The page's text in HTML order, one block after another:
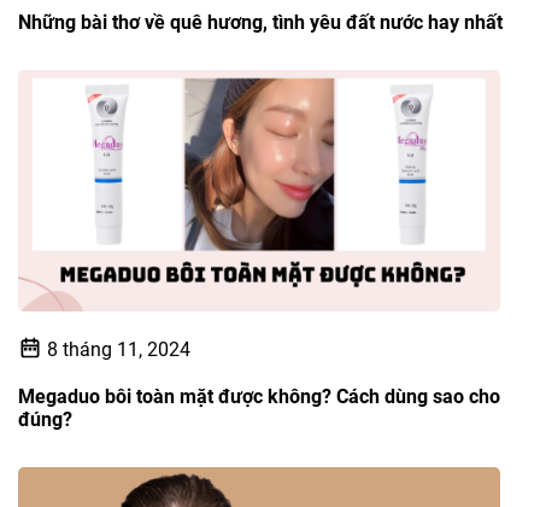
Những bài thơ về quê hương, tình yêu đất nước hay nhất
8 tháng 11, 2024
Megaduo bôi toàn mặt được không? Cách dùng sao cho
đúng?